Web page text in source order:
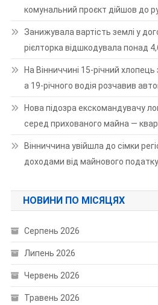
комунальний проєкт дійшов до
Занижувала вартість землі у
рієлторка відшкодувала понад
На Вінниччині 15-річний
а 19-річного водія розчавив
Нова підозра екскомандувачу
серед прихованого майна —
Вінниччина увійшла до сімки
доходами від майнового податку
НОВИНИ ПО МІСЯЦЯХ
Серпень 2026
Липень 2026
Червень 2026
Травень 2026